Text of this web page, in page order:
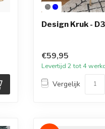
Design Kruk -
€59,95
Levertijd 2 tot 4
Vergelijk